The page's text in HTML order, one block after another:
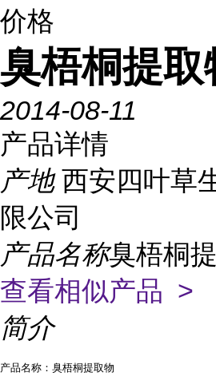
价格
臭梧桐提取
2014-08-11
产品详情
产地 西安四叶草
限公司
产品名称臭梧桐
查看相似产品 >
简介
产品名称：臭梧桐提取物